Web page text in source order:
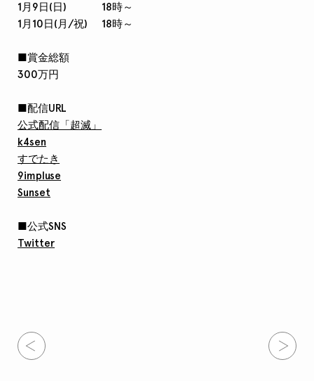
1月9日(日) 18時～
1月10日(月/祝) 18時～
■賞金総額
300万円
■配信URL
公式配信「超滅」
k4sen
すでたき
9impluse
Sunset
■公式SNS
Twitter